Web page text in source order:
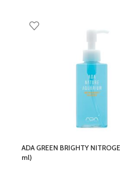
ADA GREEN BRIGHTY
ml)